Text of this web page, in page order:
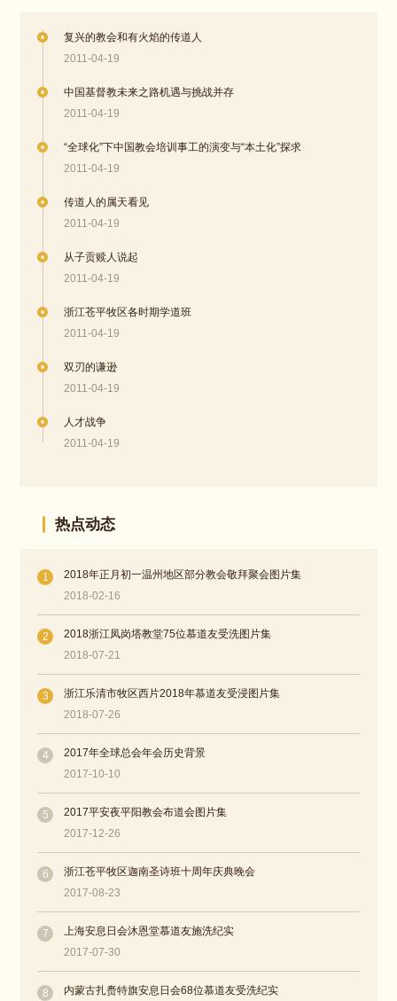
复兴的教会和有火焰的传道人
2011-04-19
中国基督教未来之路机遇与挑战并存
2011-04-19
“全球化”下中国教会培训事工的演变与“本土化”探求
2011-04-19
传道人的属天看见
2011-04-19
从子贡赎人说起
2011-04-19
浙江苍平牧区各时期学道班
2011-04-19
双刃的谦逊
2011-04-19
人才战争
2011-04-19
热点动态
1
2018年正月初一温州地区部分教会敬拜聚会图片集
2018-02-16
2
2018浙江凤岗塔教堂75位慕道友受洗图片集
2018-07-21
3
浙江乐清市牧区西片2018年慕道友受浸图片集
2018-07-26
4
2017年全球总会年会历史背景
2017-10-10
5
2017平安夜平阳教会布道会图片集
2017-12-26
6
浙江苍平牧区迦南圣诗班十周年庆典晚会
2017-08-23
7
上海安息日会沐恩堂慕道友施洗纪实
2017-07-30
8
内蒙古扎赉特旗安息日会68位慕道友受洗纪实